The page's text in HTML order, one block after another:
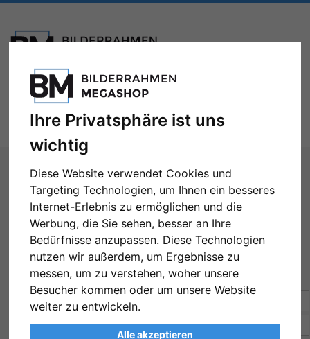
Ihre Privatsphäre ist uns
wichtig
Diese Website verwendet Cookies und
Targeting Technologien, um Ihnen ein besseres
Internet-Erlebnis zu ermöglichen und die
Werbung, die Sie sehen, besser an Ihre
Bedürfnisse anzupassen. Diese Technologien
nutzen wir außerdem, um Ergebnisse zu
messen, um zu verstehen, woher unsere
Besucher kommen oder um unsere Website
weiter zu entwickeln.
Alle akzeptieren
navigation
Formate
70x80 cm
← Zurück 1 2 Weiter →
Artikel pro Seite12